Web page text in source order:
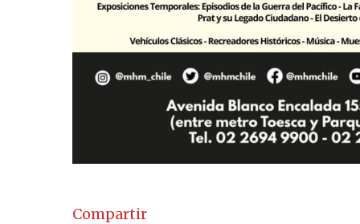
Compartir